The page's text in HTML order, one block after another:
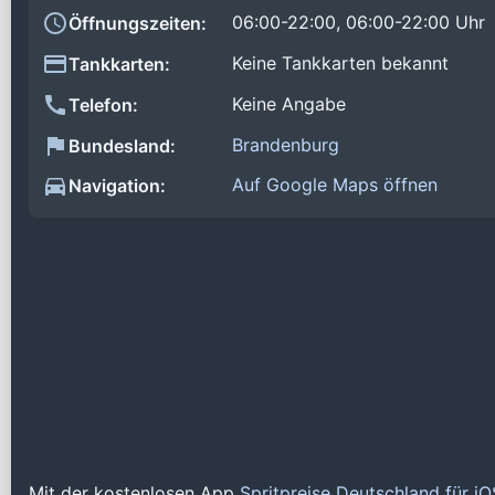
Öffnungszeiten:
06:00-22:00, 06:00-22:00 Uhr
Tankkarten:
Keine Tankkarten bekannt
Telefon:
Keine Angabe
Bundesland:
Brandenburg
Navigation:
Auf Google Maps öffnen